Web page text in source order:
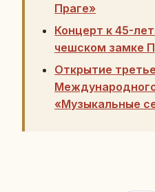
Праге»
Концерт к 45-
чешском замке
Открытие
«Музыкальные